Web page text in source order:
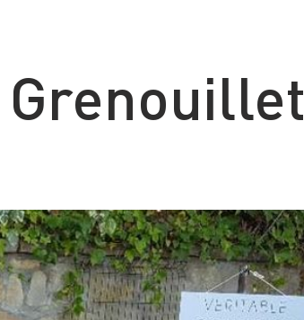
Grenouillet